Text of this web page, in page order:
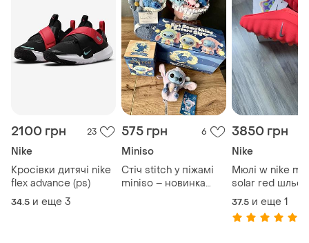
2100 грн 23
Nike
Кросівки дитячі nike
flex advance (ps)
34.5 и еще 3
575 грн 6
Miniso
Стіч stitch у піжамі
miniso – новинка
3850 грн
Nike
Мюлі w nike
solar red
37.5 и еще 1